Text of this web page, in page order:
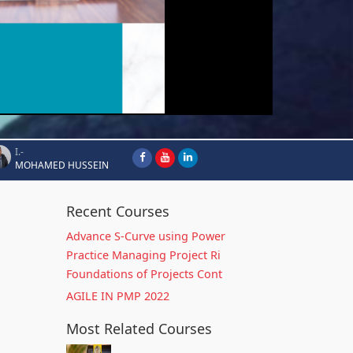
I.-
MOHAMED HUSSEIN
Recent Courses
Advance S-Curve using Power
Practice Managing Project Ri
Foundations of Projects Cont
AGILE IN PMP 2022
Most Related Courses